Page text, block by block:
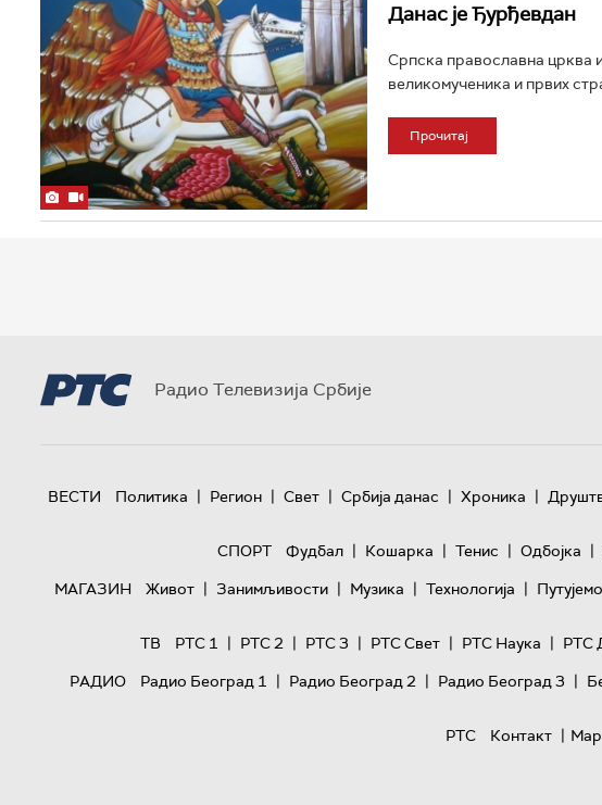
Данас је Ђурђевдан
Српска православна црква
великомученика и првих
Прочитај
Радио Телевизија Србије
ВЕСТИ Политика | Регион | Свет | Србија данас | Хроника |
СПОРТ
Фудбал | Кошарка | Тенис | Одбојка |
МАГАЗИН
Живот | Занимљивости | Музика | Технологијa | Путујемо
ТВ
РТС 1 | РТС 2 | РТС 3 | РТС Свет | РТС Наука | РТС
РАДИО
Радио Београд 1 | Радио Београд 2 | Радио Београд 3 |
РТС
Контакт |